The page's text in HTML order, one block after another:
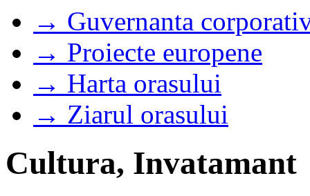
→ Guvernanta
→ Proiecte europene
→ Harta orasului
→ Ziarul orasului
Cultura, Invatamant